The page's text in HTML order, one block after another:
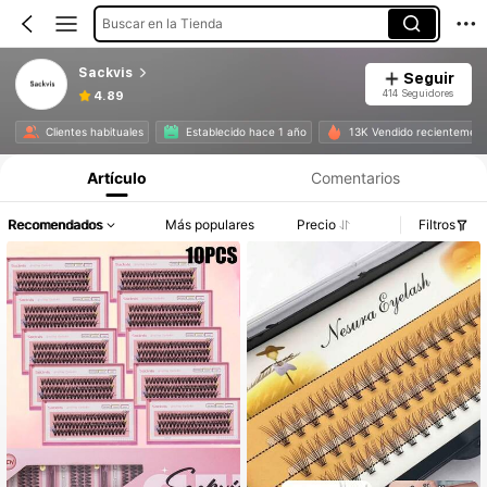
Buscar en la Tienda
Sackvis
4.89
Seguir
414 Seguidores
Clientes habituales Establecido hace 1 año 13K Vendido
Artículo Comentarios
Recomendados Más populares Precio Filtros